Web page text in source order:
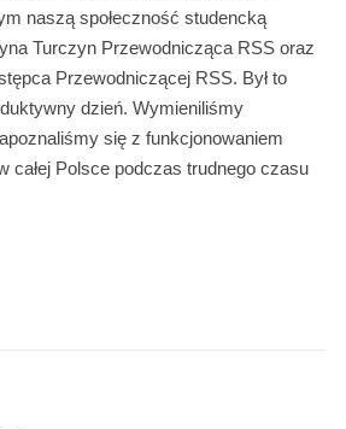
naszą społeczność studencką
Turczyn Przewodnicząca RSS oraz
Przewodniczącej RSS. Był to
dzień. Wymieniliśmy
się z funkcjonowaniem
całej Polsce podczas trudnego czasu